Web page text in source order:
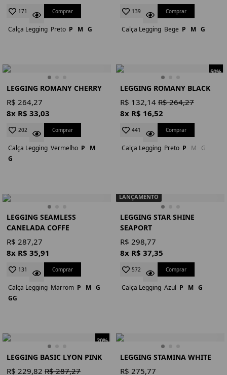
171 Comprar
Calça Legging Preto P M G
139 Comprar
Calça Legging Bege P M G
LEGGING ROMANY CHERRY
R$ 264,27
8x R$ 33,03
202 Comprar
Calça Legging Vermelho P
M
G
50%
LEGGING ROMANY BLACK
R$ 132,14 R$ 264,27
8x R$ 16,52
441 Comprar
Calça Legging Preto P M G
LEGGING SEAMLESS
CANELADA COFFE
R$ 287,27
8x R$ 35,91
131 Comprar
Calça Legging Marrom P M G
GG
LANÇAMENTO
LEGGING STAR SHINE
SEAPORT
R$ 298,77
8x R$ 37,35
572 Comprar
Calça Legging Azul P M G
20%
LEGGING BASIC LYON PINK
R$ 229,82 R$ 287,27
LEGGING STAMINA WHITE
R$ 275,77